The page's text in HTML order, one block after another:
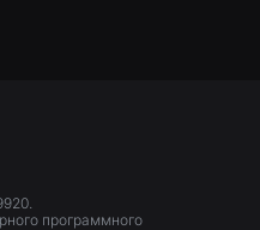
программного